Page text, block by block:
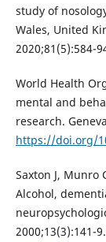
study of
Wales, United
2020;81(5):584-
World Health
mental and
research.
https://doi.org/
Saxton J, Munro
Alcohol,
2000;13(3):141-9.